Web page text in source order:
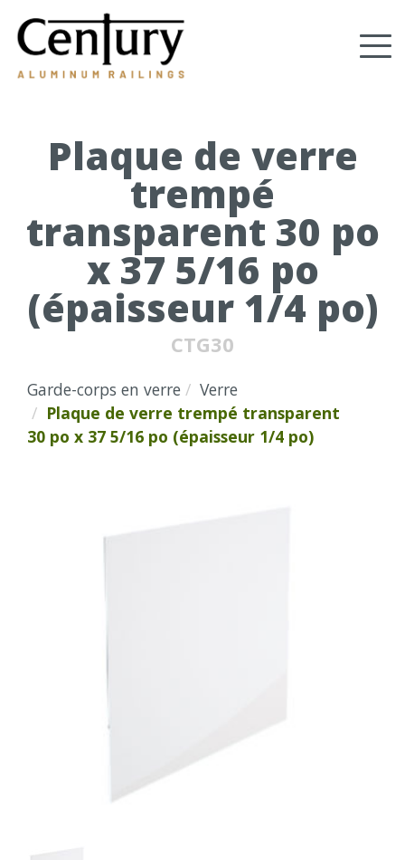
main
RailingsPlaque de verre
trempé
transparent 30 po
x 37 5/16 po
(épaisseur 1/4 po)
CTG30
Garde-corps en verre
Verre
Plaque de verre trempé transparent
30 po x 37 5/16 po (épaisseur 1/4 po)